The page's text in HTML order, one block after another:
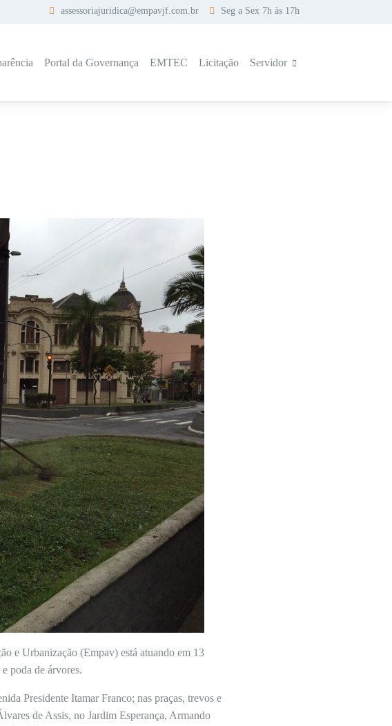
assessoriajuridica@empavjf.com.br Seg a Sex 7h às 17h
Portal da Governança EMTEC Licitação Servidor
e Urbanização (Empav) está atuando em 13
poda de árvores.
Presidente Itamar Franco; nas praças, trevos e
de Assis, no Jardim Esperança, Armando